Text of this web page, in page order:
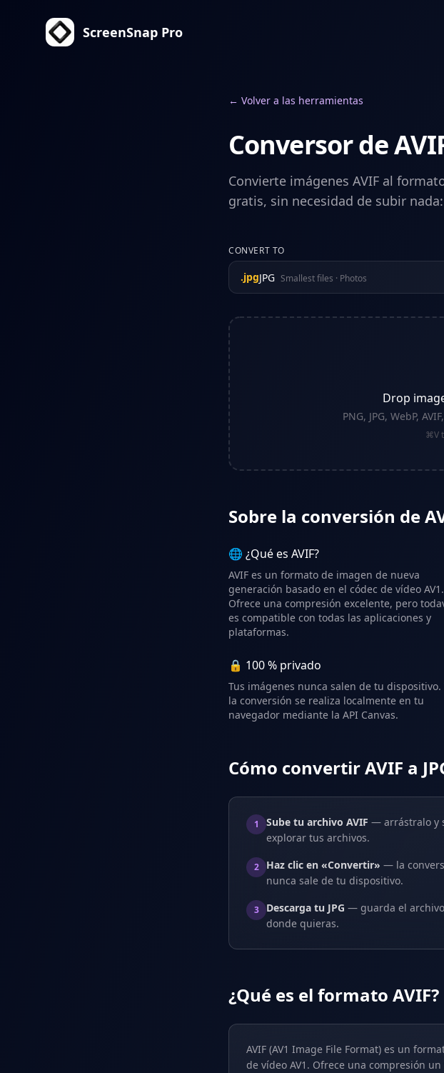
ScreenSnap Pro
← Volver a las herramientas
Conversor de
Convierte imágenes AVIF al
gratis, sin necesidad de subir
CONVERT TO
.jpgJPG Smallest files · Photos
Drop
PNG, JPG, WebP,
⌘V
Sobre la conversión de
🌐 ¿Qué es AVIF?
AVIF es un formato de imagen de nueva
generación basado en el códec de vídeo AV1.
Ofrece una compresión excelente, pero
es compatible con todas las aplicaciones y
plataformas.
🔒 100 % privado
Tus imágenes nunca salen de tu dispositivo.
la conversión se realiza localmente en tu
navegador mediante la API Canvas.
Cómo convertir AVIF a
1 Sube tu archivo AVIF — arrástralo y
explorar tus archivos.
2 Haz clic en «Convertir» — la
nunca sale de tu dispositivo.
3 Descarga tu JPG — guarda el
donde quieras.
¿Qué es el formato AVIF?
AVIF (AV1 Image File Format) es un
de vídeo AV1. Ofrece una compresión